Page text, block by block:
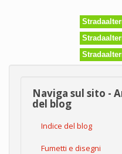
Naviga sul sito -
del blog
Indice del blog
Fumetti e disegni